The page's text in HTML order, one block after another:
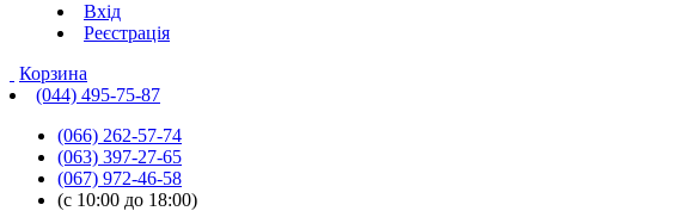
Вхід
Реєстрація
Корзина
(044) 495-75-87
(066) 262-57-74
(063) 397-27-65
(067) 972-46-58
(с 10:00 до 18:00)